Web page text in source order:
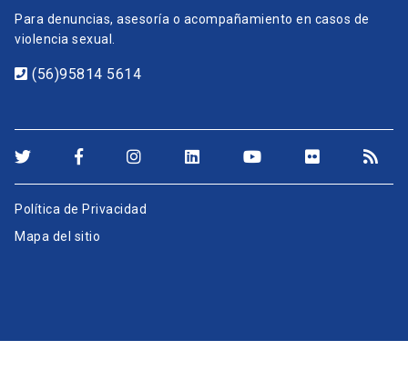
Para denuncias, asesoría o acompañamiento en casos de
violencia sexual.
(56)95814 5614
Política de Privacidad
Mapa del sitio